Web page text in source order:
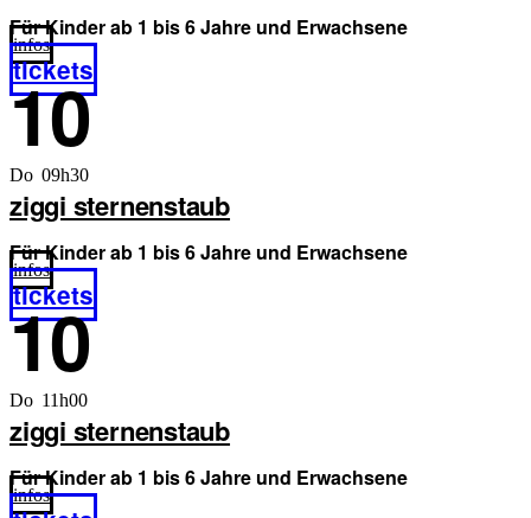
Für Kinder ab 1 bis 6 Jahre und Erwachsene
infos
tickets
10
Do 09h30
ziggi sternenstaub
Für Kinder ab 1 bis 6 Jahre und Erwachsene
infos
tickets
10
Do 11h00
ziggi sternenstaub
Für Kinder ab 1 bis 6 Jahre und Erwachsene
infos